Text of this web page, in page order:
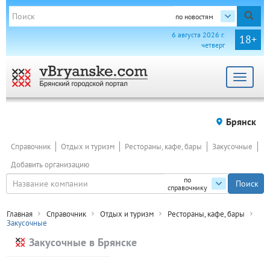
по новостям
18+
6 августа 2026 г.
четверг
Toggle
Брянск
по
справочнику
Справочник Отдых и туризм Рестораны, кафе, бары
Закусочные
Добавить организацию
Главная Справочник Отдых и туризм
Рестораны, кафе, бары
Закусочные
Закусочные в Брянске